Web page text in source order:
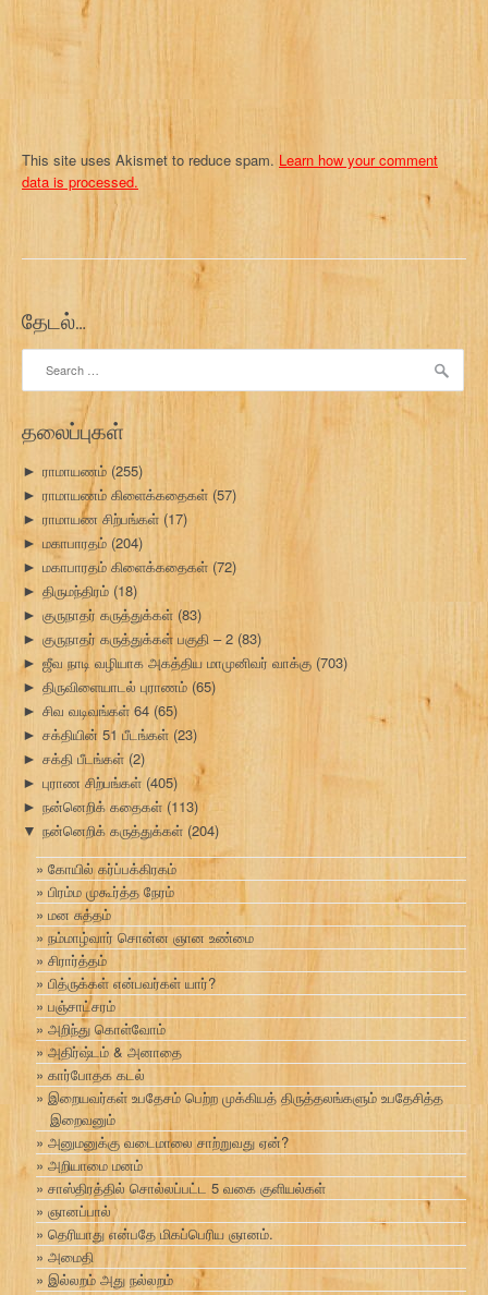
This site uses Akismet to reduce spam. Learn how your comment
data is processed.
தேடல்…
தலைப்புகள்
► ராமாயணம் (255)
► ராமாயணம் கிளைக்கதைகள் (57)
► ராமாயண சிற்பங்கள் (17)
► மகாபாரதம் (204)
► மகாபாரதம் கிளைக்கதைகள் (72)
► திருமந்திரம் (18)
► குருநாதர் கருத்துக்கள் (83)
► குருநாதர் கருத்துக்கள் பகுதி – 2 (83)
► ஜீவ நாடி வழியாக அகத்திய மாமுனிவர் வாக்கு (703)
► திருவிளையாடல் புராணம் (65)
► சிவ வடிவங்கள் 64 (65)
► சக்தியின் 51 பீடங்கள் (23)
► சக்தி பீடங்கள் (2)
► புராண சிற்பங்கள் (405)
► நன்னெறிக் கதைகள் (113)
▼ நன்னெறிக் கருத்துக்கள் (204)
கோயில் கர்ப்பக்கிரகம்
பிரம்ம முகூர்த்த நேரம்
மன சுத்தம்
நம்மாழ்வார் சொன்ன ஞான உண்மை
சிரார்த்தம்
பித்ருக்கள் என்பவர்கள் யார்?
பஞ்சாட்சரம்
அறிந்து கொள்வோம்
அதிர்ஷ்டம் & அனாதை
கார்போதக கடல்
இறையவர்கள் உபதேசம் பெற்ற முக்கியத் திருத்தலங்களும் உபதேசித்த
இறைவனும்
அனுமனுக்கு வடைமாலை சாற்றுவது ஏன்?
அறியாமை மனம்
சாஸ்திரத்தில் சொல்லப்பட்ட 5 வகை குளியல்கள்
ஞானப்பால்
தெரியாது என்பதே மிகப்பெரிய ஞானம்.
அமைதி
இல்லறம் அது நல்லறம்